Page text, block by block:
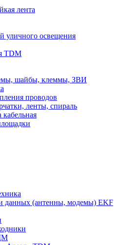
лента
уличного освещения
TDM
шайбы, клеммы, ЗВИ
проводов
ленты, спираль
данных (антенны, модемы) EKF